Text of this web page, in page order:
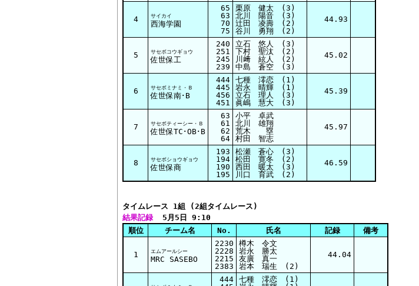
4 サイカイ
西海学園
65
63
70
75
栗原 健太 (3)
北川 陽音 (3)
辻田 凌壽 (2)
谷川 勇翔 (2)
44.93
5 サセボコウギョウ
佐世保工
240
251
245
239
立石 悠人 (3)
下村 聖汰 (2)
川﨑 絃人 (2)
中島 蒼空 (3)
45.02
6 サセボミナミ・Ｂ
佐世保南･B
444
445
456
451
七種 澪恋 (1)
岩永 晴輝 (1)
立石 理人 (3)
眞嶋 慧大 (3)
45.39
7 サセボティーシー・Ｂ
佐世保TC･OB･B
63
61
62
64
小平 卓武
北川 雄翔
荒木 塁
村田 智志
45.97
8 サセボショウギョウ
佐世保商
193
194
190
195
松瀬 蒼心 (3)
松田 寛冬 (2)
西田 暖太 (3)
川口 育武 (2)
46.59
タイムレース 1組 (2組タイムレース)
結果記録
  5月5日 9:10
順位
チーム名 No. 氏名 記録 備考
1 エムアールシー
MRC SASEBO
2230
2228
2215
2383
樽木 令文
岩永 勝太
友廣 真一
岩本 瑞生 (2)
44.04
444 七種 澪恋 (1)